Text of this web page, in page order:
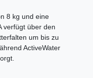
8 kg und eine
verfügt über den
um bis zu
ActiveWater